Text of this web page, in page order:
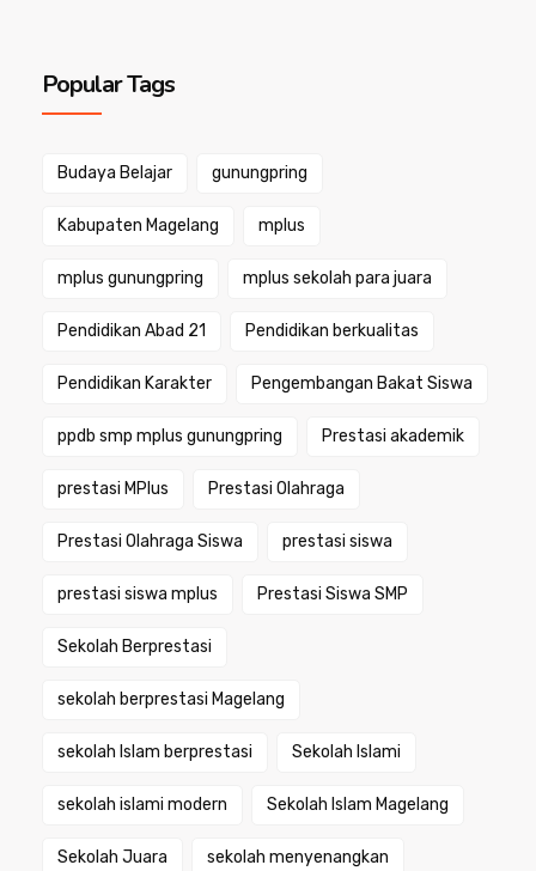
Popular Tags
Budaya Belajar gunungpring
Kabupaten Magelang mplus
mplus gunungpring mplus sekolah para juara
Pendidikan Abad 21 Pendidikan berkualitas
Pendidikan Karakter Pengembangan Bakat Siswa
ppdb smp mplus gunungpring Prestasi akademik
prestasi MPlus Prestasi Olahraga
Prestasi Olahraga Siswa prestasi siswa
prestasi siswa mplus Prestasi Siswa SMP
Sekolah Berprestasi
sekolah berprestasi Magelang
sekolah Islam berprestasi Sekolah Islami
sekolah islami modern Sekolah Islam Magelang
Sekolah Juara sekolah menyenangkan